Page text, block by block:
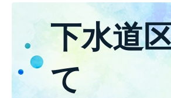
下水道
て